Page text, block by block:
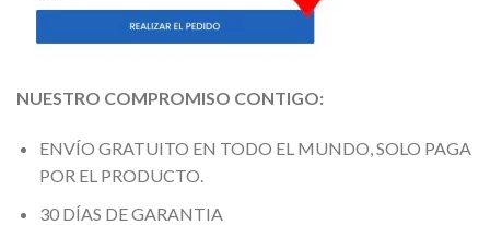
NUESTRO COMPROMISO CONTIGO:
ENVÍO GRATUITO EN TODO EL MUNDO, SOLO PAGA
POR EL PRODUCTO.
30 DÍAS DE GARANTIA